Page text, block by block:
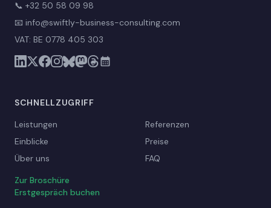
📞 +32 50 58 09 98
📧 info@swiftly-business-consulting.com
VAT: BE 0778 405 303
SCHNELLZUGRIFF
Leistungen
Referenzen
Einblicke
Preise
Über uns
FAQ
Zur Broschüre
Erstgespräch buchen